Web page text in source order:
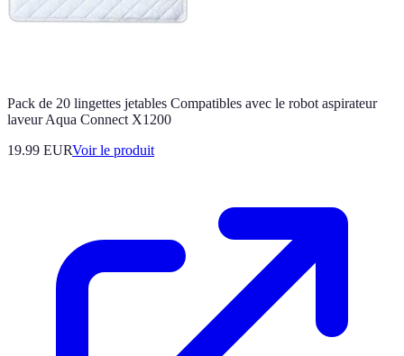
Pack de 20 lingettes jetables Compatibles avec le robot aspirateur
laveur Aqua Connect X1200
19.99 EURVoir le produit